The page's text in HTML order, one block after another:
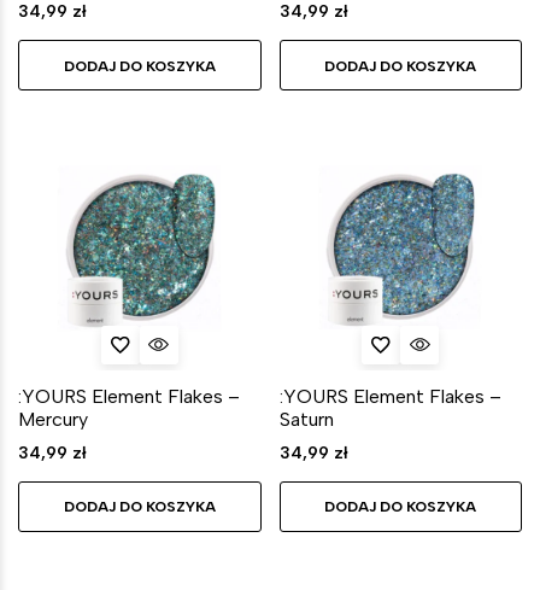
34,99 zł
DODAJ DO KOSZYKA
34,99 zł
DODAJ DO KOSZYKA
:YOURS Element Flakes –
Mercury
34,99 zł
DODAJ DO KOSZYKA
:YOURS Element Flakes –
Saturn
34,99 zł
DODAJ DO KOSZYKA